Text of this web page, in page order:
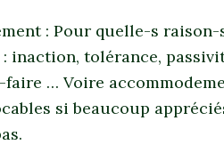
: Pour quelle-s
inaction, tolérance,
faire … Voire
si beaucoup